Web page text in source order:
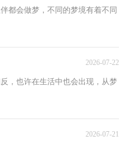
都会做梦，不同的梦境有着不同
2026-07-22
，也许在生活中也会出现，从梦
2026-07-21